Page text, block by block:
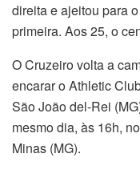
direita e ajeitou para
primeira. Aos 25, o
O Cruzeiro volta a
encarar o Athletic
São João del-Rei
mesmo dia, às 16h,
Minas (MG).